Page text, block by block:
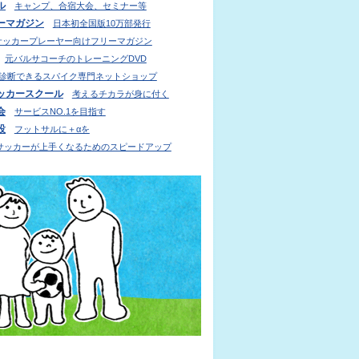
キャンプ、合宿大会、セミナー等
マガジン
日本初全国版10万部発行
ッカープレーヤー向けフリーマガジン
元バルサコーチのトレーニングDVD
断できるスパイク専門ネットショップ
カースクール 考えるチカラが身に付く
サービスNO.1を目指す
フットサルに＋αを
ッカーが上手くなるためのスピードアップ